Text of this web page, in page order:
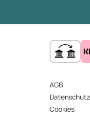
AGB
Cookies